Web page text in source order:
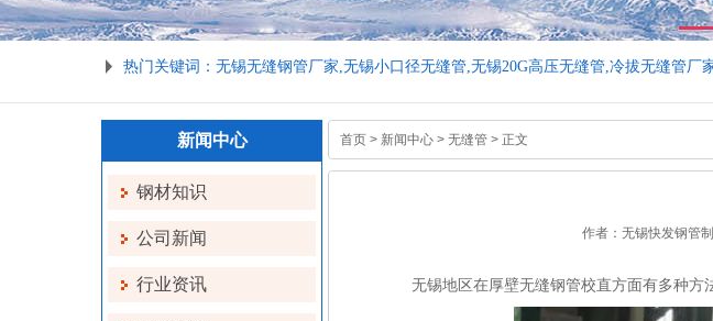
1
热门关键词：无锡无缝钢管厂家,无锡小口径无缝管,无锡20G高压无缝管,冷拔无缝管厂
新闻中心
钢材知识
公司新闻
行业资讯
首页 > 新闻中心 > 无缝管 > 正文
作者：无锡快发钢管
无锡地区在厚壁无缝钢管校直方面有多种方